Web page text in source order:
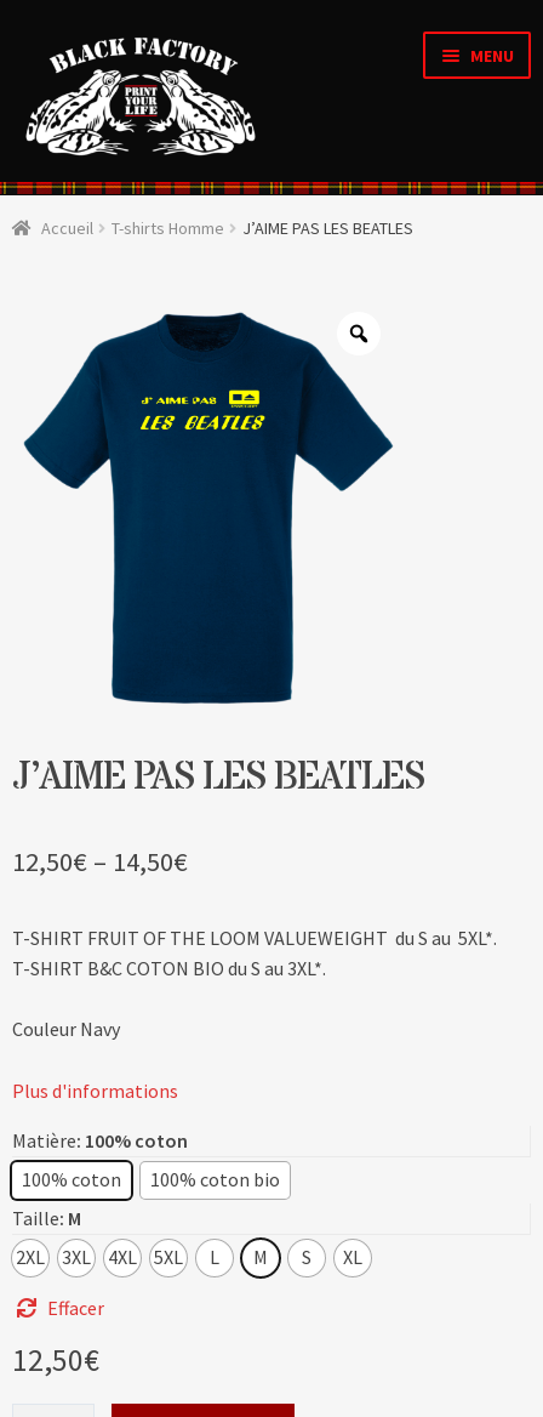
MENU
Accueil
CRÉATIONS D’ARTISTES
Boutique
Personnalisation en ligne
Organique & Recyclé
Contact & devis
Accueil T-shirts Homme J’AIME PAS LES BEATLES
J’AIME PAS LES BEATLES
12,50€ – 14,50€
T-SHIRT FRUIT OF THE LOOM VALUEWEIGHT du S au 5XL*.
T-SHIRT B&C COTON BIO du S au 3XL*.
Couleur Navy
Plus d'informations
Matière: 100% coton
100% coton
100% coton bio
Taille: M
2XL
3XL 4XL 5XL L M S XL
Effacer
12,50€